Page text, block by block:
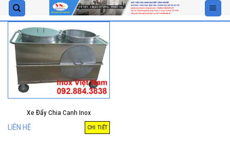
Skip
to
content
Xe Đẩy Chia Canh Inox
LIÊN HỆ CHI TIẾT